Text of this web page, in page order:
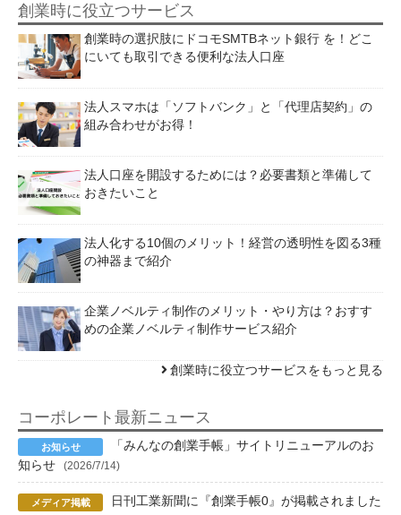
創業時に役立つサービス
創業時の選択肢にドコモSMTBネット銀行 を！どこ
にいても取引できる便利な法人口座
法人スマホは「ソフトバンク」と「代理店契約」の
組み合わせがお得！
法人口座を開設するためには？必要書類と準備して
おきたいこと
法人化する10個のメリット！経営の透明性を図る3種
の神器まで紹介
企業ノベルティ制作のメリット・やり方は？おすす
めの企業ノベルティ制作サービス紹介
創業時に役立つサービスをもっと見る
コーポレート最新ニュース
「みんなの創業手帳」サイトリニューアルのお
知らせ
(2026/7/14)
日刊工業新聞に『創業手帳0』が掲載されました